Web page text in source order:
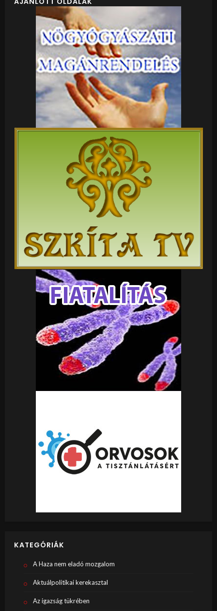
KATEGÓRIÁK
A Haza nem eladó mozgalom
Aktuálpolitikai kerekasztal
Az igazság tükrében